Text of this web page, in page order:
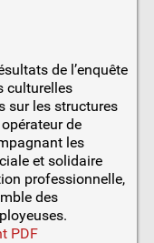
de l’enquête
culturelles
sur les structures
de
les
et solidaire
professionnelle,
des
PDF